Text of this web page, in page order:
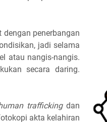
penerbangan
jadi selama
atau nangis-nangis.
secara daring.
traffickingdan
akta kelahiran